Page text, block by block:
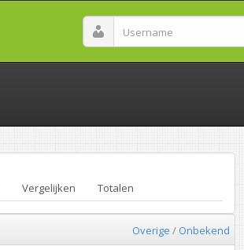
Vergelijken Totalen
Overige /Onbekend